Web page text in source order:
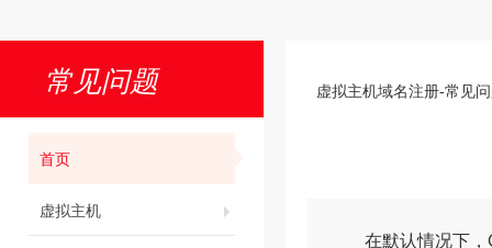
常见问题
首页
虚拟主机
虚拟主机域名注册-常见
在默认情况下，